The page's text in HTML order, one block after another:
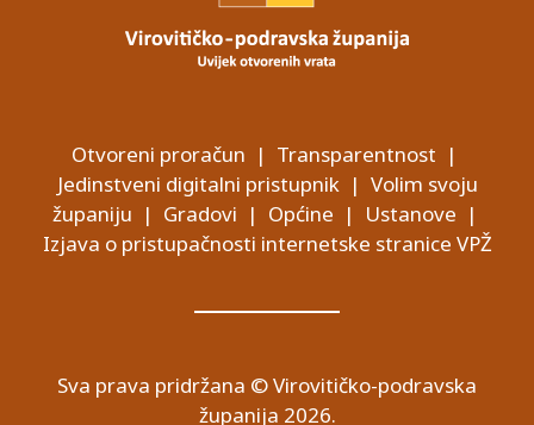
Otvoreni proračun | Transparentnost |
Jedinstveni digitalni pristupnik| Volim svoju
županiju | Gradovi | Općine | Ustanove |
Izjava o pristupačnosti internetske stranice VPŽ
Sva prava pridržana © Virovitičko-podravska
županija 2026.